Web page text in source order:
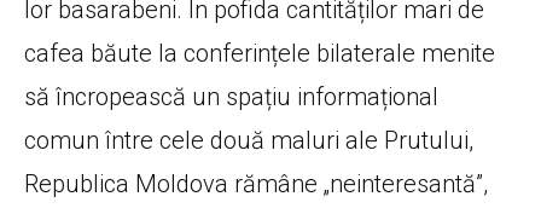
lor basarabeni. În pofida cantităților mari de
cafea băute la conferințele bilaterale menite
să încropească un spațiu informațional
comun între cele două maluri ale Prutului,
Republica Moldova rămâne „neinteresantă”,